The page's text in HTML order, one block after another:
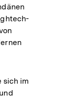
sich im